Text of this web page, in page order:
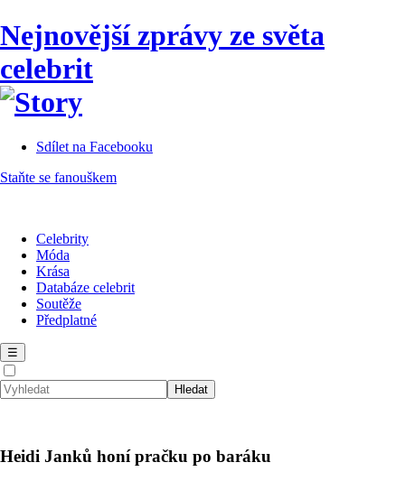
Nejnovější zprávy ze světa
celebrit
Sdílet na Facebooku
Staňte se fanouškem
Celebrity
Móda
Krása
Databáze celebrit
Soutěže
Předplatné
☰
Heidi Janků honí pračku po baráku